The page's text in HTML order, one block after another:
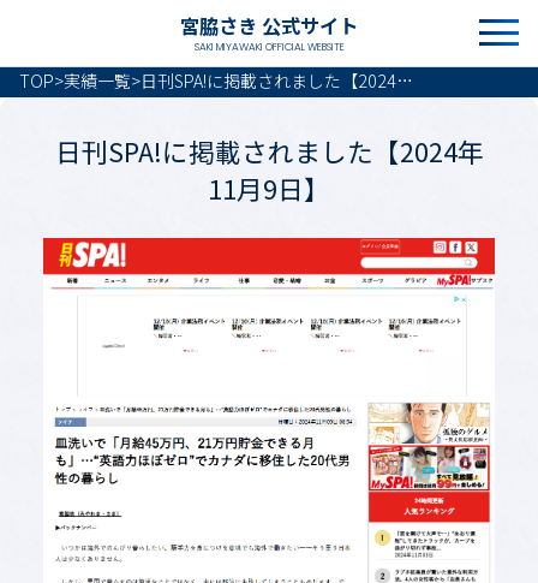
宮脇さき 公式サイト
SAKI MIYAWAKI OFFICIAL WEBSITE
TOP>実績一覧> 日刊SPA!に掲載されました【2024年11月9日】
日刊SPA!に掲載されました【2024年
11月9日】